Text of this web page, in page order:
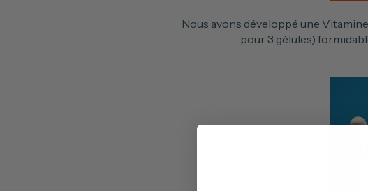
Nous avons développé une
pour 3 gélules)